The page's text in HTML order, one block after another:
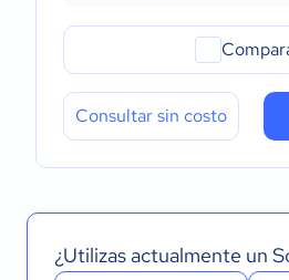
Consultar sin costo
¿Utilizas actualmente un